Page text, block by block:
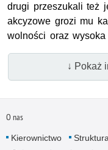
drugi przeszukali też
akcyzowe grozi mu
wolności oraz wysoka
↓ Pokaż
O nas
Kierownictwo Struktura